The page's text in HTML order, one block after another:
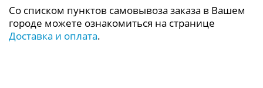
Со списком пунктов самовывоза заказа в Вашем
городе можете ознакомиться на странице
Доставка и оплата.